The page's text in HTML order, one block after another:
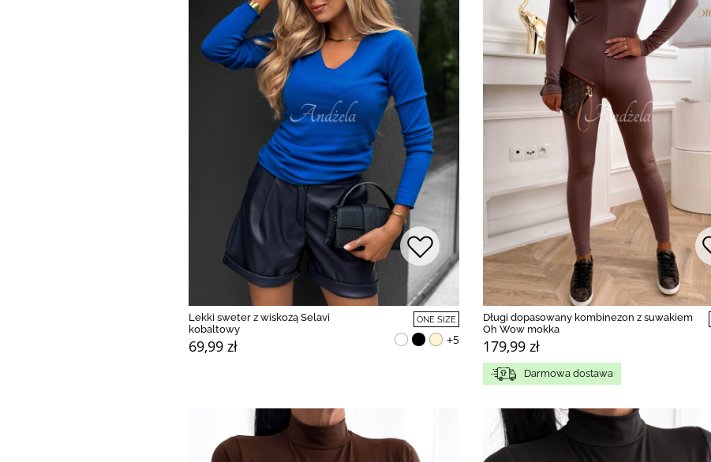
Lekki sweter z wiskozą Selavi
kobaltowy
69,99 zł
ONE SIZE
+5
Długi dopasowany kombinezon z suwakiem
Oh Wow mokka
179,99 zł
Darmowa dostawa